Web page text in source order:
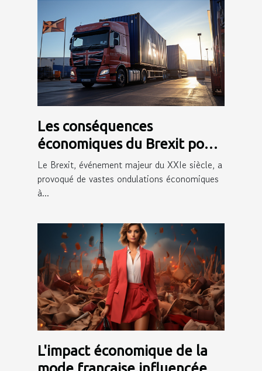
Les conséquences
économiques du Brexit pour
les régions frontalières
Le Brexit, événement majeur du XXIe siècle, a
provoqué de vastes ondulations économiques
à...
L'impact économique de la